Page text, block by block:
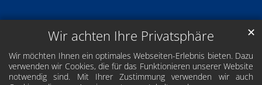
Wir achten Ihre Privatsphäre
Wir möchten Ihnen ein optimales Webseiten-Erlebnis bieten. Dazu
verwenden wir Cookies, die für das Funktionieren unserer Website
notwendig sind. Mit Ihrer Zustimmung verwenden wir auch
✕